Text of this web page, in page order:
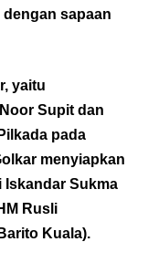
sapaan
yaitu
Supit dan
pada
menyiapkan
Iskandar Sukma
Rusli
Kuala).